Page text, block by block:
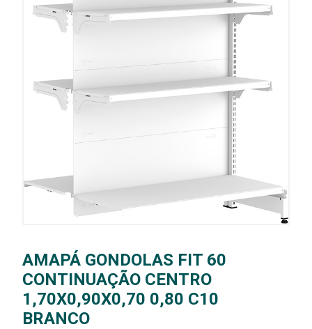
AMAPÁ GONDOLAS FIT 60
CONTINUAÇÃO CENTRO
1,70X0,90X0,70 0,80 C10
BRANCO